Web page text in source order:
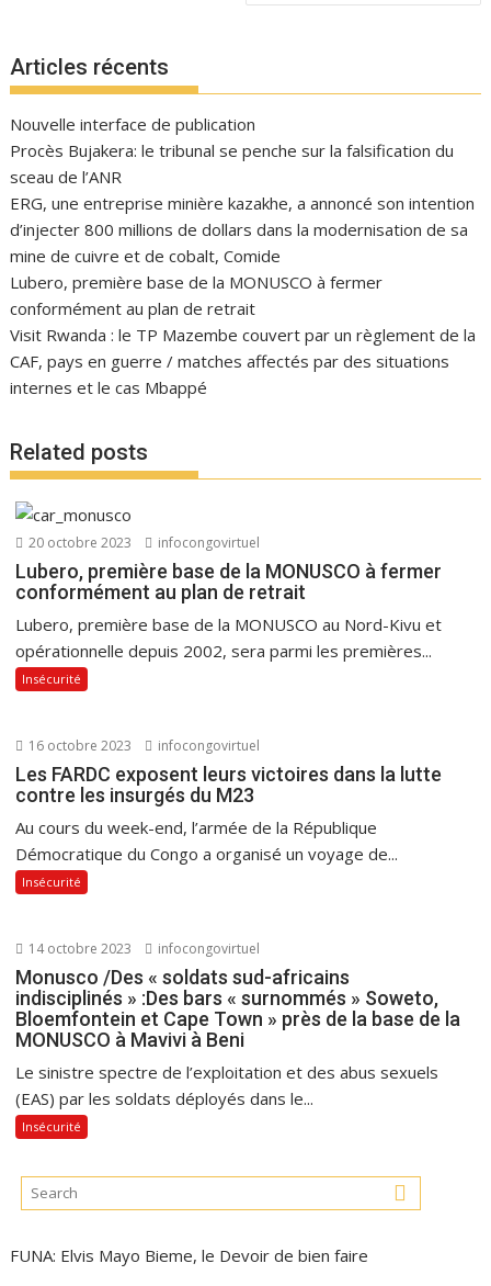
Articles récents
Nouvelle interface de publication
Procès Bujakera: le tribunal se penche sur la falsification du
sceau de l’ANR
ERG, une entreprise minière kazakhe, a annoncé son intention
d’injecter 800 millions de dollars dans la modernisation de sa
mine de cuivre et de cobalt, Comide
Lubero, première base de la MONUSCO à fermer
conformément au plan de retrait
Visit Rwanda : le TP Mazembe couvert par un règlement de la
CAF, pays en guerre / matches affectés par des situations
internes et le cas Mbappé
Related posts
20 octobre 2023 infocongovirtuel
Lubero, première base de la MONUSCO à fermer
conformément au plan de retrait
Lubero, première base de la MONUSCO au Nord-Kivu et
opérationnelle depuis 2002, sera parmi les premières...
Insécurité
16 octobre 2023 infocongovirtuel
Les FARDC exposent leurs victoires dans la lutte
contre les insurgés du M23
Au cours du week-end, l’armée de la République
Démocratique du Congo a organisé un voyage de...
Insécurité
14 octobre 2023 infocongovirtuel
Monusco /Des « soldats sud-africains
indisciplinés » :Des bars « surnommés » Soweto,
Bloemfontein et Cape Town » près de la base de la
MONUSCO à Mavivi à Beni
Le sinistre spectre de l’exploitation et des abus sexuels
(EAS) par les soldats déployés dans le...
Insécurité
FUNA: Elvis Mayo Bieme, le Devoir de bien faire